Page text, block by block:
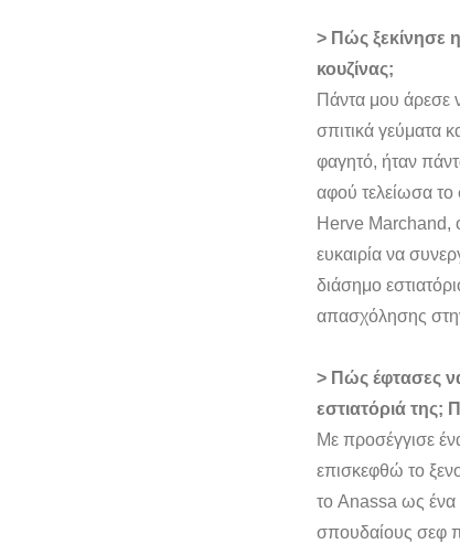
> Πώς ξεκίνησε
κουζίνας;
Πάντα μου άρεσε
σπιτικά γεύματα
φαγητό, ήταν
αφού τελείωσα το
Herve Marchand,
ευκαιρία να
διάσημο
απασχόλησης
> Πώς έφτασες
εστιατόριά της;
Με προσέγγισε
επισκεφθώ το
το Anassa ως ένα
σπουδαίους σεφ